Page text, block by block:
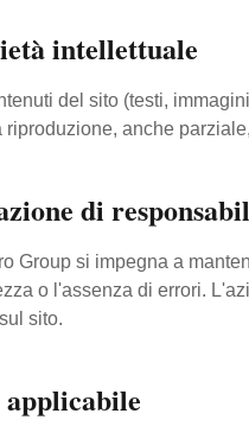
intellettuale
del sito (testi,
riproduzione, anche
di
Group si impegna a
o l'assenza di errori.
sito.
applicabile